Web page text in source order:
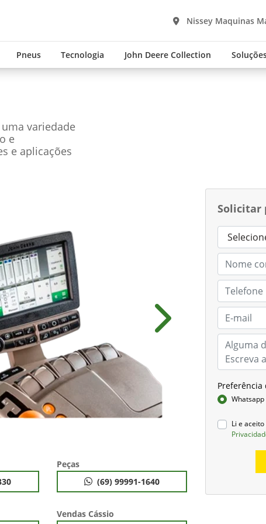
Nissey Maquinas
Pneus Tecnologia John Deere Collection
variedade
e
e aplicações
Solicitar
Preferência
Whatsapp
Li e aceito
Próximo
Peças
(69) 99991-1640
Vendas Cássio